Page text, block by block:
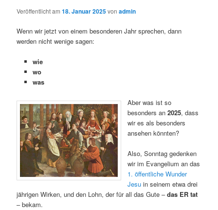
Veröffentlicht am18. Januar 2025vonadmin
Wenn wir jetzt von einem besonderen Jahr sprechen, dann
werden nicht wenige sagen:
wie
wo
was
Aber was ist so
besonders an2025, dass
wir es als besonders
ansehen könnten?
Also, Sonntag gedenken
wir im Evangelium an das
1. öffentliche Wunder
Jesu in seinem etwa drei
jährigen Wirken, und den Lohn, der für all das Gute –das ER tat
– bekam.